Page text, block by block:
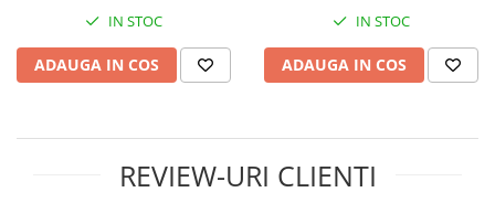
IN STOC
ADAUGA IN COS
IN STOC
ADAUGA IN COS
REVIEW-URI CLIENTI